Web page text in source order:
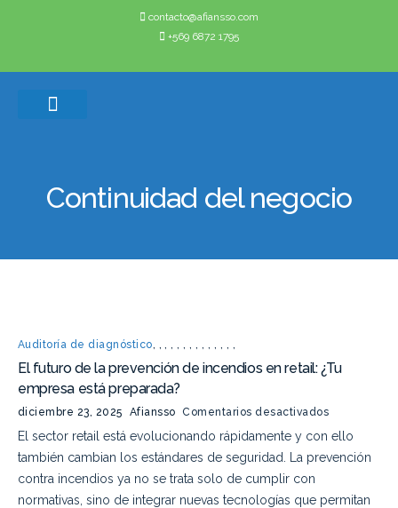
contacto@afiansso.com
+569 6872 1795
Continuidad del negocio
Auditoría de diagnóstico, ,,,,,,,,,,,,,
El futuro de la prevención de incendios en retail: ¿Tu
empresa está preparada?
diciembre 23, 2025 Afiansso Comentarios desactivados
El sector retail está evolucionando rápidamente y con ello
también cambian los estándares de seguridad. La prevención
contra incendios ya no se trata solo de cumplir con
normativas, sino de integrar nuevas tecnologías que permitan